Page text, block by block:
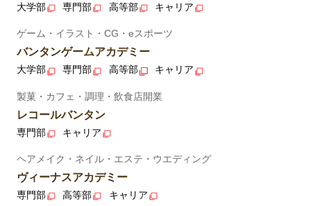
大学部 専門部 高等部 キャリア
ゲーム・イラスト・CG・eスポーツ
バンタンゲームアカデミー
大学部 専門部 高等部 キャリア
製菓・カフェ・調理・飲食店開業
レコールバンタン
専門部 キャリア
ヘアメイク・ネイル・エステ・ウエディング
ヴィーナスアカデミー
専門部 高等部 キャリア